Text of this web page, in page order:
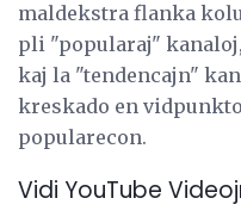
maldekstra flanka
pli "popularaj"
kaj la "tendencajn"
kreskado en
popularecon.
Vidi YouTube